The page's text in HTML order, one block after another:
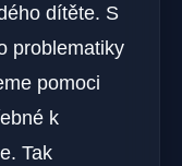
dítěte. S
problematiky
pomoci
k
Tak